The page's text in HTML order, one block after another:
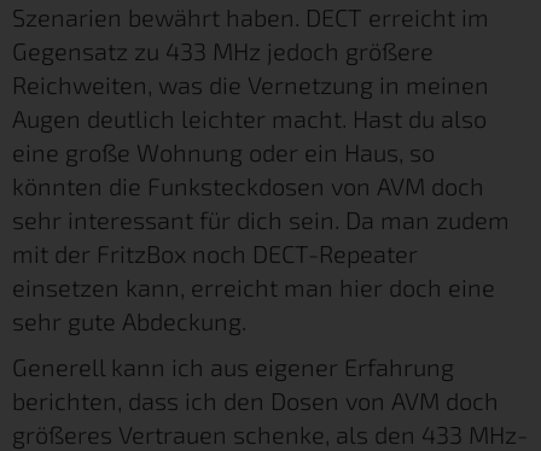
Szenarien bewährt haben. DECT erreicht im
Gegensatz zu 433 MHz jedoch größere
Reichweiten, was die Vernetzung in meinen
Augen deutlich leichter macht. Hast du also
eine große Wohnung oder ein Haus, so
könnten die Funksteckdosen von AVM doch
sehr interessant für dich sein. Da man zudem
mit der FritzBox noch DECT-Repeater
einsetzen kann, erreicht man hier doch eine
sehr gute Abdeckung.
Generell kann ich aus eigener Erfahrung
berichten, dass ich den Dosen von AVM doch
größeres Vertrauen schenke, als den 433 MHz-